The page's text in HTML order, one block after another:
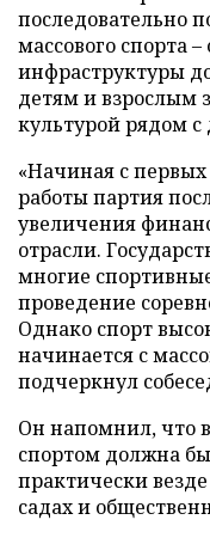
последовательно
массового спорта
инфраструктуры
детям и взрослым
культурой рядом
«Начиная с
работы партия
увеличения
отрасли.
многие
проведение
Однако спорт
начинается с
подчеркнул
Он напомнил, что
спортом должна
практически
садах и